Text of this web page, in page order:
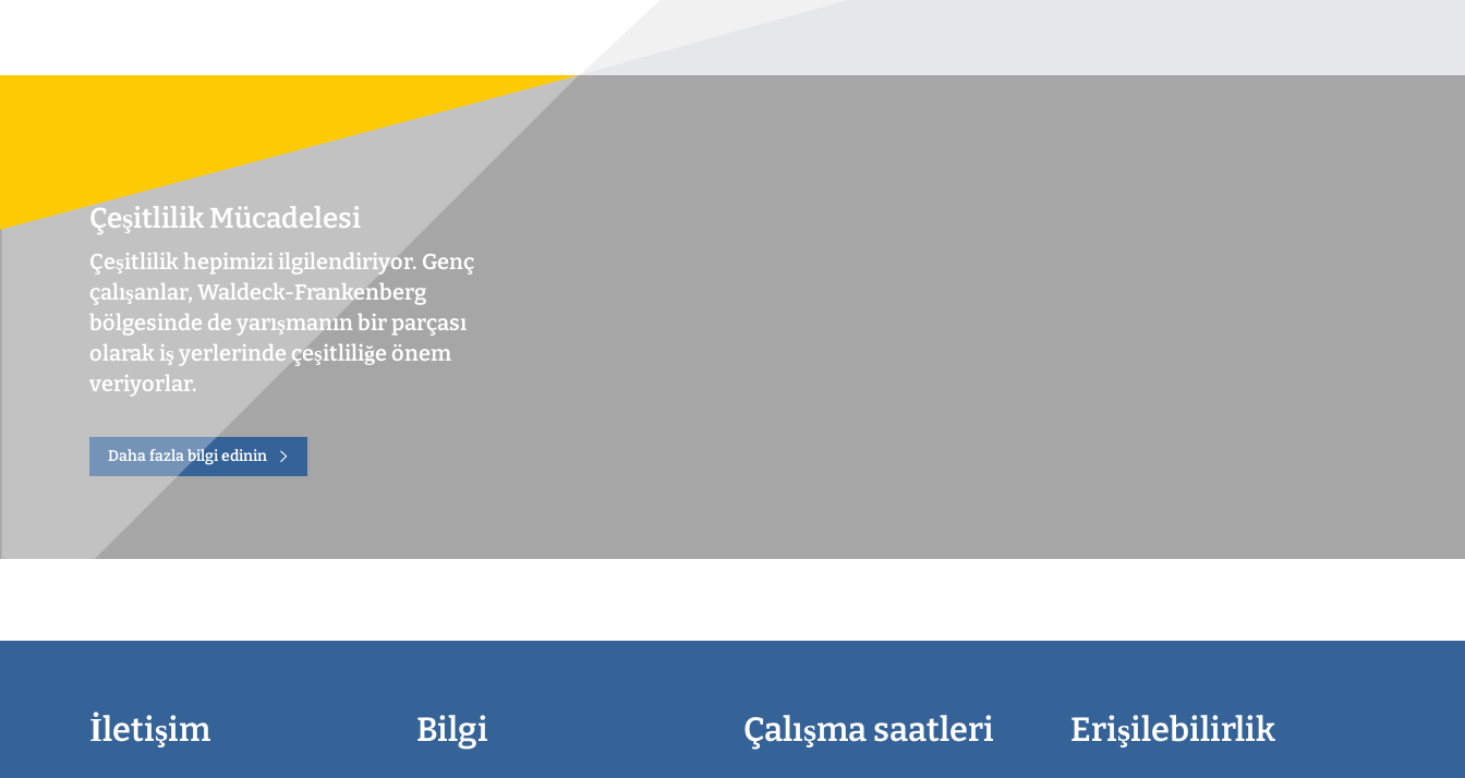
Çeşitlilik Mücadelesi
Çeşitlilik hepimizi ilgilendiriyor. Genç
çalışanlar, Waldeck-Frankenberg
bölgesinde de yarışmanın bir parçası
olarak iş yerlerinde çeşitliliğe önem
veriyorlar.
Daha fazla bilgi edinin
İletişim Bilgi Çalışma saatleri Erişilebilirlik